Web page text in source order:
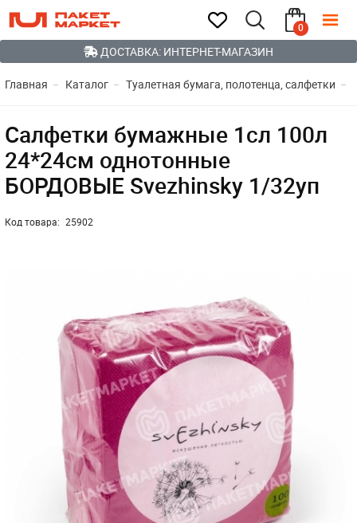
0
ДОСТАВКА: ИНТЕРНЕТ-МАГАЗИН
Главная Каталог Туалетная бумага, полотенца, салфетки
Салфетки бумажные 1сл 100л
24*24см однотонные
БОРДОВЫЕ Svezhinsky 1/32уп
Код товара: 25902